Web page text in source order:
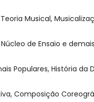
Musical,
de Ensaio e
Populares, História
Composição